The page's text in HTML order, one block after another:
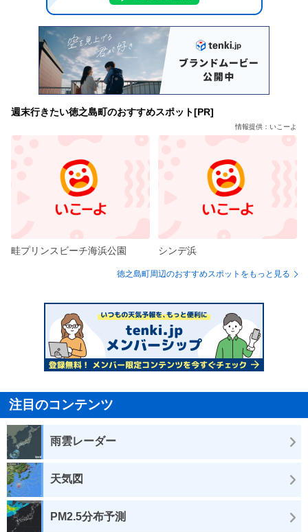
週末行きたい徳之島町のおすすめスポット[PR]
情報提供：いこーよ
畦プリンスビーチ海浜公園 シンデ浜
徳之島町周辺のおすすめスポットをもっと見る
注目のコンテンツ
雨雲レーダー
天気図
PM2.5分布予測